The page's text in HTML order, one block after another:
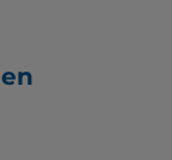
das